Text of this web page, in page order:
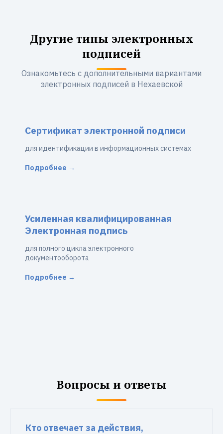
Другие типы электронных
подписей
Ознакомьтесь с дополнительными вариантами
электронных подписей в Нехаевской
Сертификат электронной подписи
для идентификации в информационных системах
Подробнее →
Усиленная квалифицированная
Электронная подпись
для полного цикла электронного
документооборота
Подробнее →
Вопросы и ответы
Кто отвечает за действия,